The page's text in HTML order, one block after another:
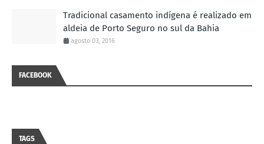
Tradicional casamento indígena é realizado em
aldeia de Porto Seguro no sul da Bahia
agosto 03, 2016
FACEBOOK
TAGS